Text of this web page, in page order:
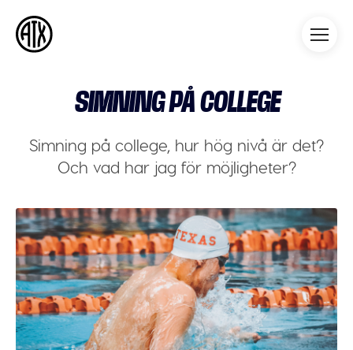
SIMNING PÅ COLLEGE
Simning på college, hur hög nivå är det?
Och vad har jag för möjligheter?